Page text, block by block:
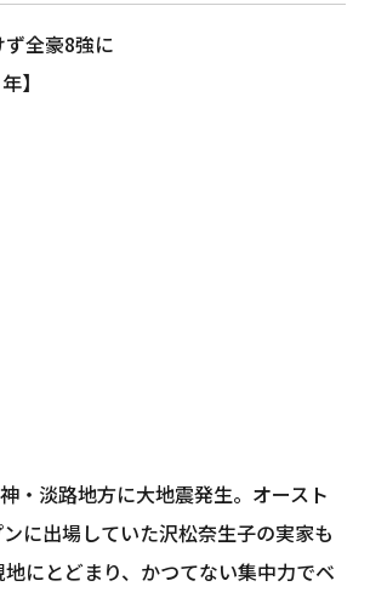
全豪8強に
】
・淡路地方に大地震発生。オースト
に出場していた沢松奈生子の実家も
にとどまり、かつてない集中力でベ